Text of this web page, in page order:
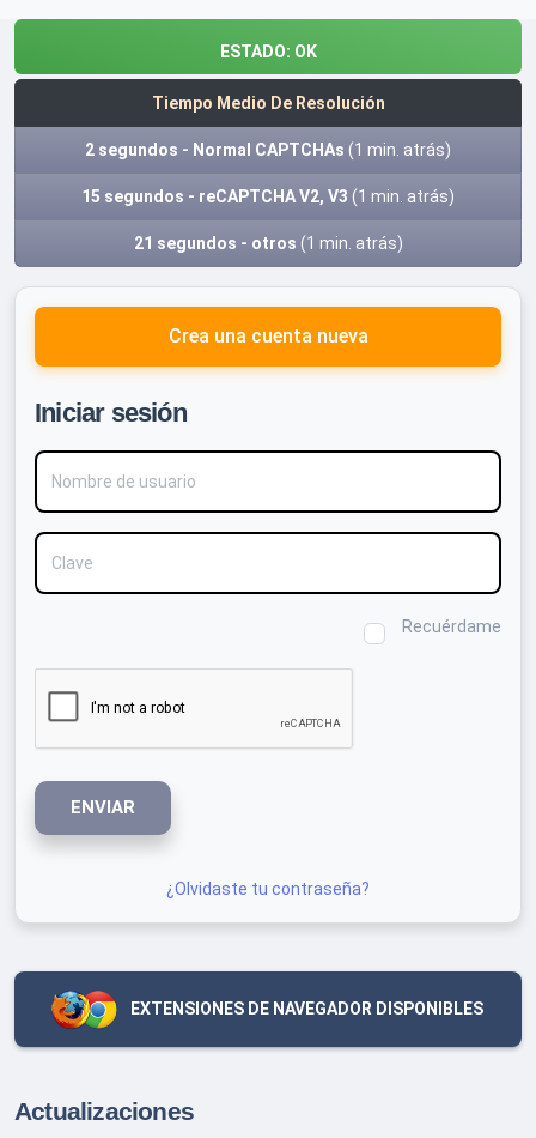
ESTADO: OK
Tiempo Medio De Resolución
2 segundos - Normal CAPTCHAs (1 min. atrás)
15 segundos - reCAPTCHA V2, V3 (1 min. atrás)
21 segundos - otros (1 min. atrás)
Crea una cuenta nueva
Iniciar sesión
Nombre de usuario
Clave
Recuérdame
ENVIAR
¿Olvidaste tu contraseña?
EXTENSIONES DE NAVEGADOR DISPONIBLES
Actualizaciones